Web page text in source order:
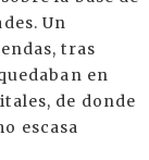
Un
tras
en
de donde
escasa